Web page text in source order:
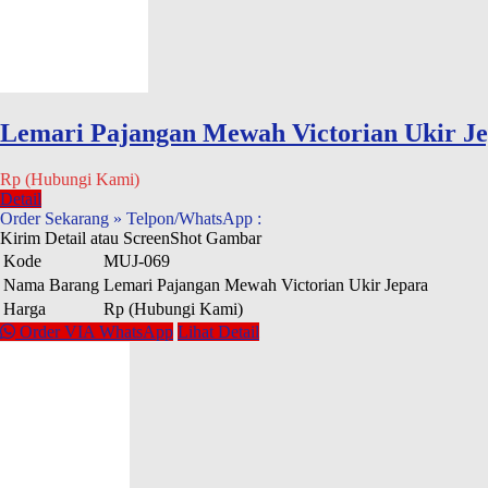
Lemari Pajangan Mewah Victorian Ukir
Rp (Hubungi Kami)
Detail
Order Sekarang » Telpon/WhatsApp :
Kirim Detail atau ScreenShot Gambar
Kode
MUJ-069
Nama Barang Lemari Pajangan Mewah Victorian Ukir Jepara
Harga
Rp (Hubungi Kami)
Order VIA WhatsApp Lihat Detail